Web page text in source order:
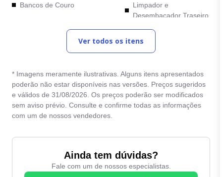
Bancos de Couro
Camera de Re
Comandos no Volante
Computador de Bordo
Entrada Auxiliar
Entrada USB
Limpador e
Desembacador Traseiro
Retrovisores com ajuste
elétrico
Teto Solar
Trava Eletrica
Volante com regulagem
Volante Multifuncional
Ver todos os itens
* Imagens meramente ilustrativas. Alguns itens apresentados
poderão não estar disponíveis nas versões. Preços sugeridos
e válidos de 31/08/2026. Os preços poderão ser modificados
sem aviso prévio. Consulte e confirme todas as informações
com um de nossos vendedores.
Ainda tem dúvidas?
Fale com um de nossos especialistas.